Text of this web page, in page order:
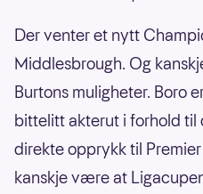
Der venter et nytt
Middlesbrough. Og
Burtons muligheter. Boro
bittelitt akterut i forhold til
direkte opprykk til
kanskje være at